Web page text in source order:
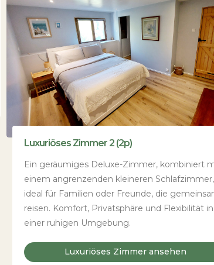
Luxuriöses Zimmer 2 (2p)
Ein geräumiges Deluxe-Zimmer, kombiniert
einem angrenzenden kleineren Schlafzimmer,
ideal für Familien oder Freunde, die
reisen. Komfort, Privatsphäre und Flexibilität in
einer ruhigen Umgebung.
Luxuriöses Zimmer ansehen